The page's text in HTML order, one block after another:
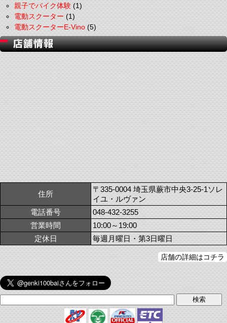
親子でバイク体験(1)
電動スクーター(1)
電動スクーターE-Vino(5)
住所
〒335-0004 埼玉県蕨市中央3-25-1ソレ
イユ・ルヴァン
電話番号
048-432-3255
営業時間
10:00～19:00
定休日
毎週月曜日・第3日曜日
店舗の詳細はコチラ